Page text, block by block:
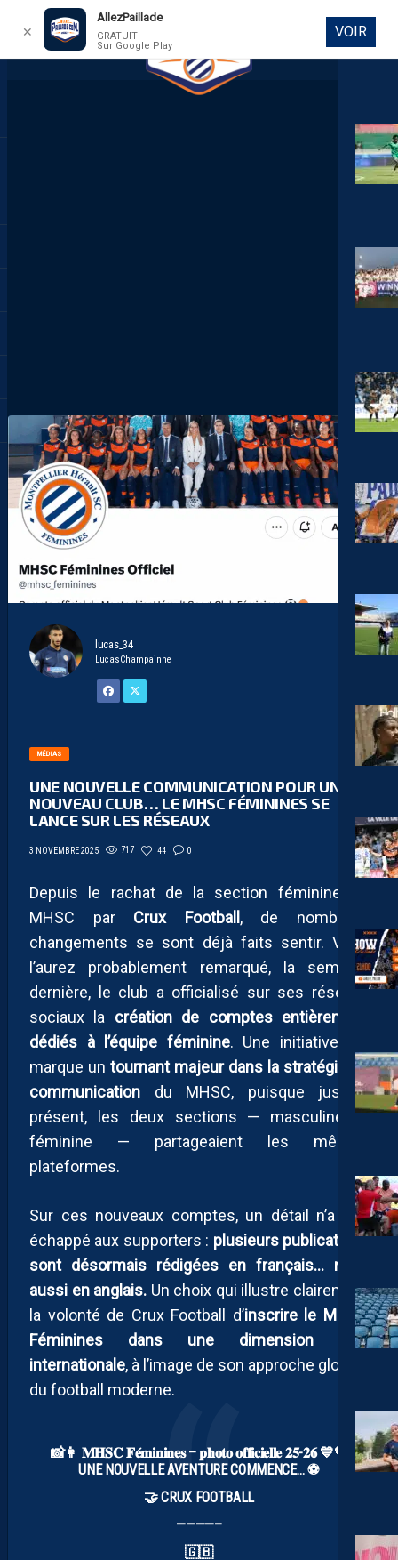
DIRECT
lucas_34
LucasChampainne
MÉDIAS
UNE NOUVELLE COMMUNICATION POUR UN
NOUVEAU CLUB… LE MHSC FÉMININES SE
LANCE SUR LES RÉSEAUX
3 NOVEMBRE 2025 717 44 0
Depuis le rachat de la section féminine du
MHSC par Crux Football, de nombreux
changements se sont déjà faits sentir. Vous
l’aurez probablement remarqué, la semaine
dernière, le club a officialisé sur ses réseaux
sociaux la création de comptes entièrement
dédiés à l’équipe féminine. Une initiative qui
marque un tournant majeur dans la stratégie de
communication du MHSC, puisque jusqu’à
présent, les deux sections — masculine et
féminine — partageaient les mêmes
plateformes.
Sur ces nouveaux comptes, un détail n’a pas
échappé aux supporters : plusieurs publications
sont désormais rédigées en français… mais
aussi en anglais. Un choix qui illustre clairement
la volonté de Crux Football d’inscrire le MHSC
Féminines dans une dimension plus
internationale, à l’image de son approche globale
du football moderne.
📸👩 𝐌𝐇𝐒𝐂 𝐅𝐞́𝐦𝐢𝐧𝐢𝐧𝐞𝐬 – 𝐩𝐡𝐨𝐭𝐨 𝐨𝐟𝐟𝐢𝐜𝐢𝐞𝐥𝐥𝐞 𝟐𝟓-𝟐𝟔 💙🧡
UNE NOUVELLE AVENTURE COMMENCE… ⚽️
🤝 CRUX FOOTBALL
————–
🇬🇧
✕
AllezPaillade
GRATUIT
Sur Google Play
VOIR